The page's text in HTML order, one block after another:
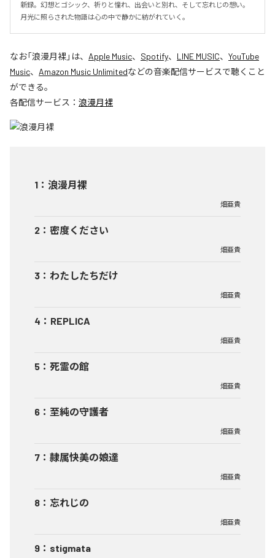
新録。幻想とゴシック、祈りと憧れ、出会いと別れ、そして忘れじの想い。
月光に照らされた物語は心の中で静かに紡がれていく。
なお「浪漫月裸」は、 Apple Music、 Spotify、 LINE MUSIC、 YouTube
Music、 Amazon Music Unlimitedなどの音楽配信サービスで聴くこと
ができる。
各配信サービス： 浪漫月裸
1 ： 浪漫月裸
畑亜貴
2 ： 密度ください
畑亜貴
3 ： わたしたちだけ
畑亜貴
4 ： REPLICA
畑亜貴
5 ： 死霊の館
畑亜貴
6 ： 至純の守護者
畑亜貴
7 ： 隷属快美の娘達
畑亜貴
8 ： 忘れじの
畑亜貴
9 ： stigmata